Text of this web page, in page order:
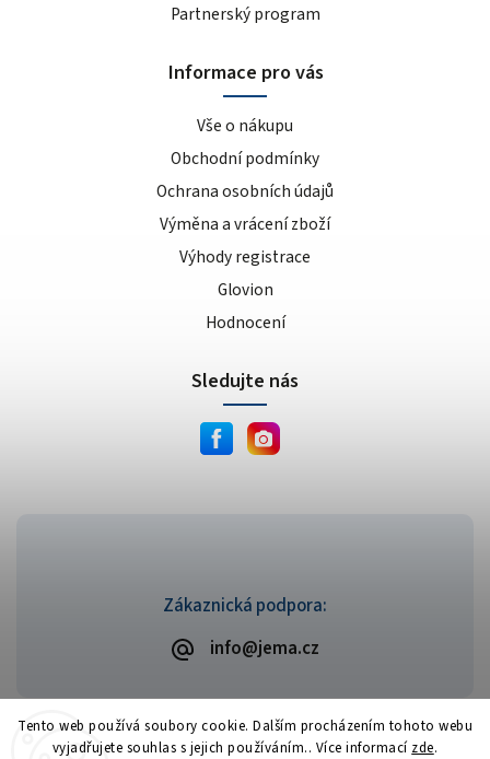
Tento web používá soubory cookie. Dalším procházením tohoto webu
vyjadřujete souhlas s jejich používáním.. Více informací zde.
Zákaznická podpora:
info@jema.cz
Partnerský program
Informace pro vás
Vše o nákupu
Obchodní podmínky
Ochrana osobních údajů
Výměna a vrácení zboží
Výhody registrace
Glovion
Hodnocení
Sledujte nás
Copyright 2026JEMA.cz. Všechna práva vyhrazena.